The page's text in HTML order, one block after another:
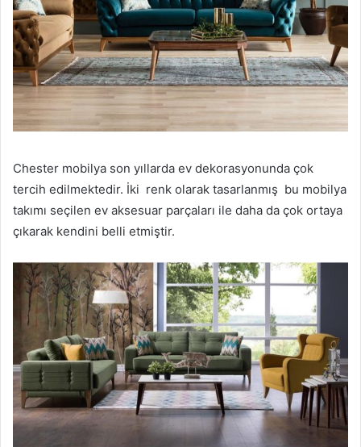
Chester mobilya son yıllarda ev dekorasyonunda çok
tercih edilmektedir. İki renk olarak tasarlanmış bu mobilya
takımı seçilen ev aksesuar parçaları ile daha da çok ortaya
çıkarak kendini belli etmiştir.